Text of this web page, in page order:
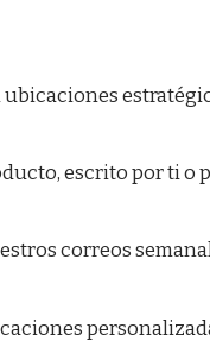
escrito por ti o
correos